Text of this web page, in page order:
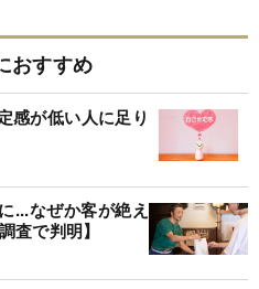
おすすめ
感が低い人に足り
...なぜか客が絶え
査で判明】